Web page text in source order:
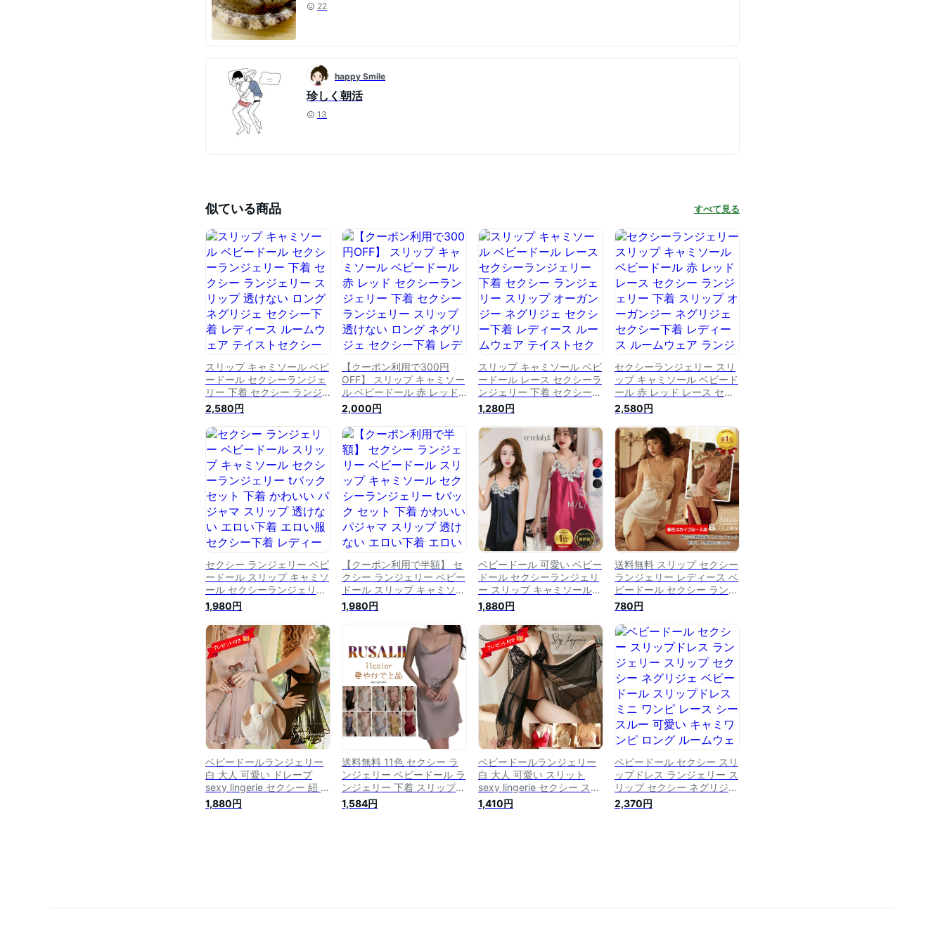
22
happy Smile
珍しく朝活
13
似ている商品 すべて見る
スリップ キャミソール ベビ
ードール セクシーランジェ
リー 下着 セクシー ランジ
ェリー スリップ 透けない
ロング ネグリジェ セクシー
下着 レディース ルームウェ
ア テイストセクシー ランジ
ェリー 【テイストセクシ
ー】■Y-BBD-925■メール
便 送料無料
2,580円
【クーポン利用で300円
OFF】 スリップ キャミソー
ル ベビードール 赤 レッド
セクシーランジェリー 下着
セクシー ランジェリー スリ
ップ 透けない ロング ネグ
リジェ セクシー下着 レディ
ース ルームウェア ランジェ
リー 【テイストセクシー】
■Y-BBD-9151■ 送料無料
2,000円
スリップ キャミソール ベビ
ードール レース セクシーラ
ンジェリー 下着 セクシー
ランジェリー スリップ オー
ガンジー ネグリジェ セクシ
ー下着 レディース ルームウ
ェア テイストセクシー ラン
ジェリー ホルターネック
■Y-BBD-1006■メール便
送料無料
1,280円
セクシーランジェリー スリ
ップ キャミソール ベビード
ール 赤 レッド レース セク
シー ランジェリー 下着 ス
リップ オーガンジー ネグリ
ジェ セクシー下着 レディー
ス ルームウェア ランジェリ
ー ホルターネック ■Y-
BBD-1006■ 送料無料
2,580円
セクシー ランジェリー ベビ
ードール スリップ キャミソ
ール セクシーランジェリー
tバック セット 下着 かわい
い パジャマ スリップ 透け
ない エロい下着 エロい服
セクシー下着 レディース ル
ームウェア コスプレ /Y-
BBD-G272/ 送料無料
1,980円
【クーポン利用で半額】 セ
クシー ランジェリー ベビー
ドール スリップ キャミソー
ル セクシーランジェリー t
バック セット 下着 かわい
い パジャマ スリップ 透け
ない エロい下着 エロい服
セクシー下着 レディース ル
ームウェア コスプレ /Y-
BBD-G272/ 送料無料
1,980円
ベビードール 可愛い ベビー
ドール セクシーランジェリ
ー スリップ キャミソール
レディース セクシー ランジ
ェリー ルームウエア セクシ
ー ランジェリー 女性 下着
セクシー 部屋着 大人 ネグ
リジェ M L 透けない ロング
ネグリジェ
1,880円
送料無料 スリップ セクシー
ランジェリー レディース ベ
ビードール セクシー ランジ
ェリー キャミソール ネグリ
ジェ ルームウェア パジャマ
下着 インナー ルームウェア
ナイトウエア セクシーラン
ジェリー 過激 大きいサイズ
スリップ
780円
ベビードールランジェリー
白 大人 可愛い ドレープ
sexy lingerie セクシー 紐 レ
ース かわいい スリップ 透
けない セクシーランジェリ
1,880円
送料無料 11色 セクシー ラ
ンジェリー ベビードール ラ
ンジェリー 下着 スリップ
キャミソール ネグリジェ ド
レープ インナー セクシー
1,584円
ベビードールランジェリー
白 大人 可愛い スリット
sexy lingerie セクシー スリ
ップ 透けない セクシーラン
ジェリー 下着 セクシー ラ
1,410円
ベビードール セクシー スリ
ップドレス ランジェリー ス
リップ セクシー ネグリジェ
ベビードール スリップドレ
ス ミニ ワンピ レース シー
2,370円